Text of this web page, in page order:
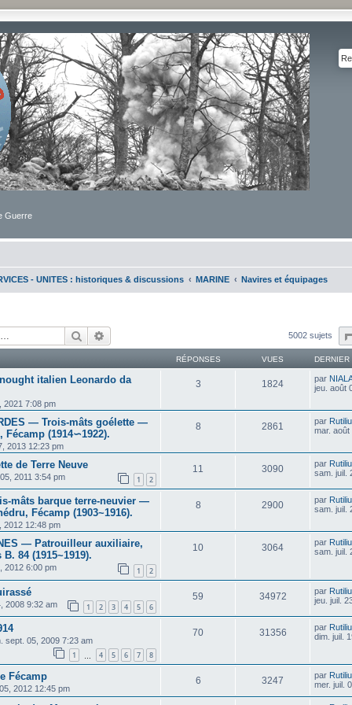
Guerre
- UNITES : historiques & discussions MARINE Navires et équipages
Rechercher 5002 sujets
RÉPONSES VUES
italien Leonardo da
2021 7:08 pm
3 1824 par
jeu. août
— Trois-mâts goélette —
(1914∽1922).
2013 12:23 pm
8 2861 par
mar. août
de Terre Neuve
2011 3:54 pm 1 2
11 3090 par
sam. juil.
mâts barque terre-neuvier —
Fécamp (1903~1916).
2012 12:48 pm
8 2900 par
sam. juil.
— Patrouilleur auxiliaire,
84 (1915~1919).
2012 6:00 pm 1 2
10 3064 par
sam. juil.
2008 9:32 am 1 2 3 4 5 6
59 34972 par
jeu. juil.
sept. 05, 2009 7:23 am
1 4 5 6 7 8
70 31356 par
dim. juil.
Fécamp
2012 12:45 pm
6 3247 par
mer. juil.